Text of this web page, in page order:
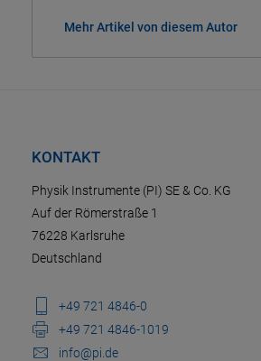
Mehr Artikel von diesem Autor
KONTAKT
Physik Instrumente (PI) SE & Co. KG
Auf der Römerstraße 1
76228 Karlsruhe
Deutschland
+49 721 4846-0
+49 721 4846-1019
info@pi.de